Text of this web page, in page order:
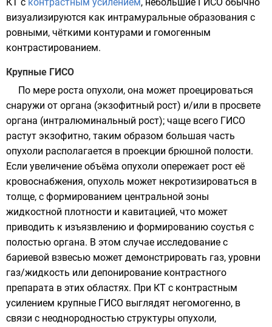
визуализируются как интрамуральные образования с
ровными, чёткими контурами и гомогенным
контрастированием.
Крупные ГИСО
По мере роста опухоли, она может проецироваться
снаружи от органа (экзофитный рост) и/или в просвете
органа (интралюминальный рост); чаще всего ГИСО
растут экзофитно, таким образом большая часть
опухоли располагается в проекции брюшной полости.
Если увеличение объёма опухоли опережает рост её
кровоснабжения, опухоль может некротизироваться в
толще, с формированием центральной зоны
жидкостной плотности и кавитацией, что может
приводить к изъязвлению и формированию соустья с
полостью органа. В этом случае исследование с
бариевой взвесью может демонстрировать газ, уровни
газ/жидкость или депонирование контрастного
препарата в этих областях. При КТ с контрастным
усилением крупные ГИСО выглядят негомогенно, в
связи с неоднородностью структуры опухоли,